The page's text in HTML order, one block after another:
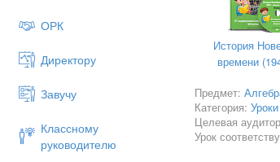
ОРК
Директору
Завучу
Классному
руководителю
История
времени
Предмет:
Категория: Уроки
Целевая
Урок